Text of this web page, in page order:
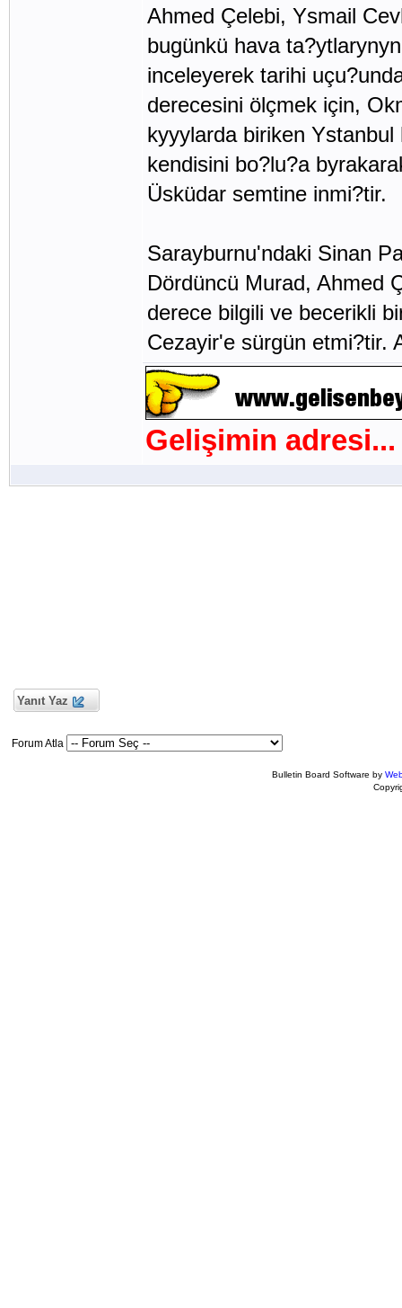
Ahmed Çelebi, Ysmail
bugünkü hava
inceleyerek tarihi
derecesini ölçmek için,
kyyylarda biriken
kendisini bo?lu?a
Üsküdar semtine inmi?tir.
Sarayburnu'ndaki Sinan
Dördüncü Murad, Ahmed
derece bilgili ve becerikli
Cezayir'e sürgün etmi?tir.
Gelişimin adresi...
Yanıt Yaz
Forum Atla
Bulletin Board Software by